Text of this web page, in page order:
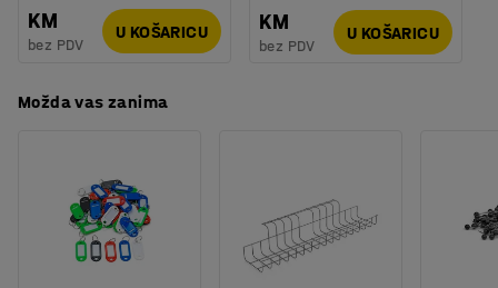
KM
bez PDV
U KOŠARICU
KM
bez PDV
U KOŠARICU
Možda vas zanima